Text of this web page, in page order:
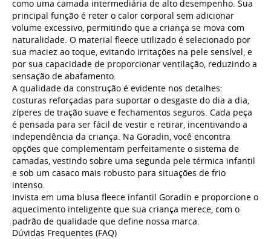
como uma camada intermediária de alto desempenho. Sua
principal função é reter o calor corporal sem adicionar
volume excessivo, permitindo que a criança se mova com
naturalidade. O material fleece utilizado é selecionado por
sua maciez ao toque, evitando irritações na pele sensível, e
por sua capacidade de proporcionar ventilação, reduzindo a
sensação de abafamento.
A qualidade da construção é evidente nos detalhes:
costuras reforçadas para suportar o desgaste do dia a dia,
zíperes de tração suave e fechamentos seguros. Cada peça
é pensada para ser fácil de vestir e retirar, incentivando a
independência da criança. Na Goradin, você encontra
opções que complementam perfeitamente o sistema de
camadas, vestindo sobre uma segunda pele térmica infantil
e sob um casaco mais robusto para situações de frio
intenso.
Invista em uma blusa fleece infantil Goradin e proporcione o
aquecimento inteligente que sua criança merece, com o
padrão de qualidade que define nossa marca.
Dúvidas Frequentes (FAQ)